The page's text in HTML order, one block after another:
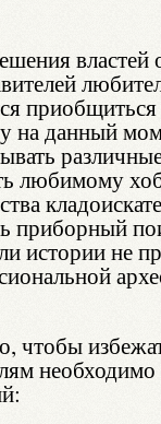
на данный
любимому
приборный
истории не
чтобы